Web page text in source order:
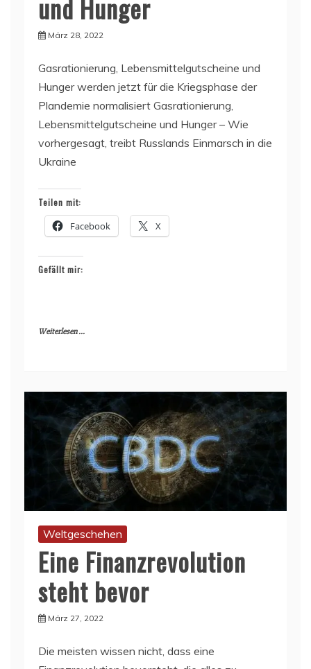
und Hunger
März 28, 2022
Gasrationierung, Lebensmittelgutscheine und
Hunger werden jetzt für die Kriegsphase der
Plandemie normalisiert Gasrationierung,
Lebensmittelgutscheine und Hunger – Wie
vorhergesagt, treibt Russlands Einmarsch in die
Ukraine
Teilen mit:
Facebook X
Gefällt mir:
Weiterlesen ...
Weltgeschehen
Eine Finanzrevolution
steht bevor
März 27, 2022
Die meisten wissen nicht, dass eine